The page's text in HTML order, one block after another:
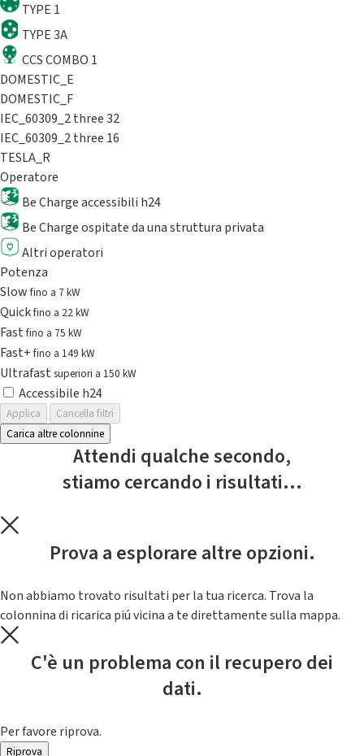
TYPE 1
TYPE 3A
CCS COMBO 1
DOMESTIC_E
DOMESTIC_F
IEC_60309_2 three 32
IEC_60309_2 three 16
TESLA_R
Operatore
Be Charge accessibili h24
Be Charge ospitate da una struttura privata
Altri operatori
Potenza
Slowfino a 7 kW
Quickfino a 22 kW
Fastfino a 75 kW
Fast+fino a 149 kW
Ultrafast superiori a 150 kW
Accessibile h24
Applica
Cancella filtri
Carica altre colonnine
Attendi qualche secondo,
stiamo cercando i risultati...
Prova a esplorare altre opzioni.
Non abbiamo trovato risultati per la tua ricerca. Trova la
colonnina di ricarica piú vicina a te direttamente sulla mappa.
C'è un problema con il recupero dei
dati.
Per favore riprova.
Riprova